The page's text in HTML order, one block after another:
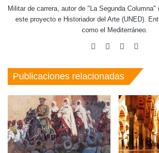
Militar de carrera, autor de "La Segunda
este proyecto e Historiador del Arte (UNED).
como el Mediterráneo.
Facebook
X Pinterest
Publicaciones relacionadas